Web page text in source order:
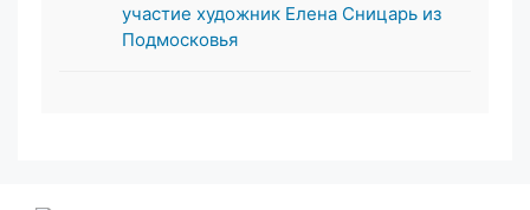
участие художник Елена Сницарь из
Подмосковья